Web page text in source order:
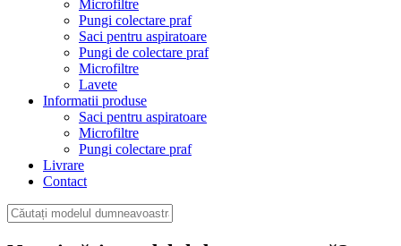
Microfiltre
Pungi colectare praf
Saci pentru aspiratoare
Pungi de colectare praf
Microfiltre
Lavete
Informatii produse
Saci pentru aspiratoare
Microfiltre
Pungi colectare praf
Livrare
Contact